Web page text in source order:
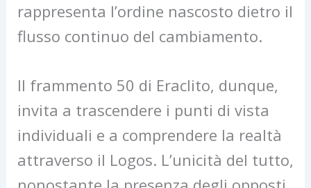
rappresenta l’ordine nascosto dietro il
flusso continuo del cambiamento.
Il frammento 50 di Eraclito, dunque,
invita a trascendere i punti di vista
individuali e a comprendere la realtà
attraverso il Logos. L’unicità del tutto,